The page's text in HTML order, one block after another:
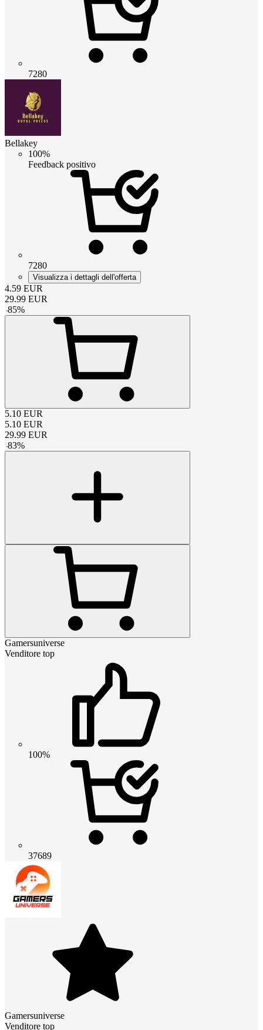
7280
Bellakey
100%
Feedback positivo
7280
Visualizza i dettagli dell'offerta
4.59 EUR
29.99 EUR
-85%
5.10 EUR
5.10 EUR
29.99 EUR
-83%
Gamersuniverse
Venditore top
100%
37689
Gamersuniverse
Venditore top